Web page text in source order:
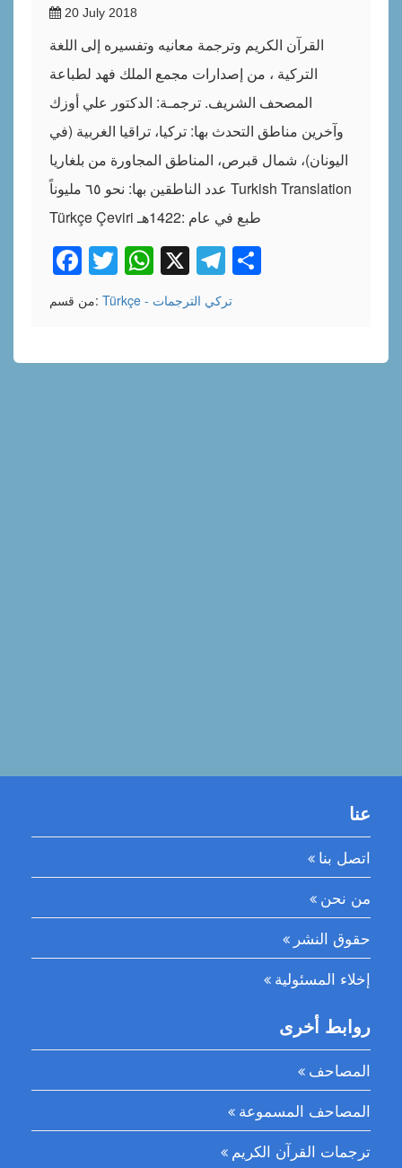
20 July 2018
القرآن الكريم وترجمة معانيه وتفسيره إلى اللغة
التركية ، من إصدارات مجمع الملك فهد لطباعة
المصحف الشريف. ترجمـة: الدكتور علي أوزك
وآخرين مناطق التحدث بها: تركيا، تراقيا الغربية (في
اليونان)، شمال قبرص، المناطق المجاورة من بلغاريا
عدد الناطقين بها: نحو ٦٥ مليوناً Turkish Translation
Türkçe Çeviri طبع في عام :1422هـ
Facebook
Twitter
WhatsApp
X Telegram
من قسم: Türkçe - تركي الترجمات
عنا
اتصل بنا
من نحن
حقوق النشر
إخلاء المسئولية
روابط أخرى
المصاحف
المصاحف المسموعة
ترجمات القرآن الكريم